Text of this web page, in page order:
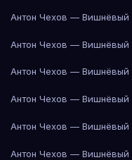
Антон Чехов — Вишнёвый
Антон Чехов — Вишнёвый
Антон Чехов — Вишнёвый
Антон Чехов — Вишнёвый
Антон Чехов — Вишнёвый
Антон Чехов — Вишнёвый